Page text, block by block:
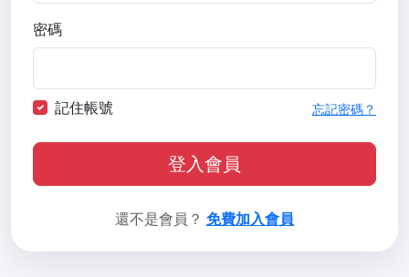
密碼
記住帳號 忘記密碼？
登入會員
還不是會員？ 免費加入會員